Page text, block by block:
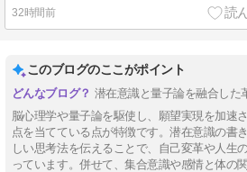
32時間前
このブログのここがポイント
潜在意識と量子論を融合した
脳心理学や量子論を駆使し、願望実現を加速
点を当てている点が特徴です。潜在意識の書
しい思考法を伝えることで、自己変革や人生
っています。併せて、集合意識や感情と体の